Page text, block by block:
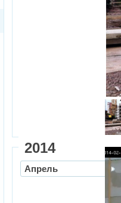
2014
Апрель